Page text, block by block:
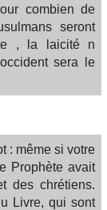
combien de
seront
, la laicité n
sera le
: même si votre
Prophète avait
des chrétiens.
Livre, qui sont